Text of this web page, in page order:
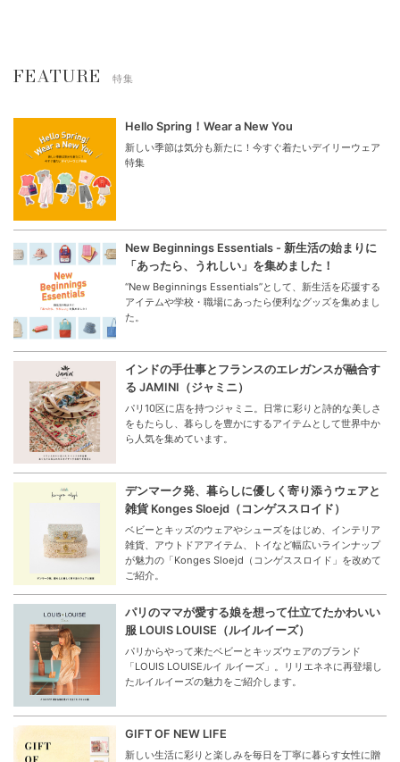
FEATURE 特集
Hello Spring！Wear a New You
新しい季節は気分も新たに！今すぐ着たいデイリーウェア
特集
New Beginnings Essentials - 新生活の始まりに
「あったら、うれしい」を集めました！
“New Beginnings Essentials”として、新生活を応援する
アイテムや学校・職場にあったら便利なグッズを集めまし
た。
インドの手仕事とフランスのエレガンスが融合す
る JAMINI（ジャミニ）
パリ10区に店を持つジャミニ。日常に彩りと詩的な美しさ
をもたらし、暮らしを豊かにするアイテムとして世界中か
ら人気を集めています。
デンマーク発、暮らしに優しく寄り添うウェアと
雑貨 Konges Sloejd（コンゲススロイド）
ベビーとキッズのウェアやシューズをはじめ、インテリア
雑貨、アウトドアアイテム、トイなど幅広いラインナップ
が魅力の「Konges Sloejd（コンゲススロイド」を改めて
ご紹介。
パリのママが愛する娘を想って仕立てたかわいい
服 LOUIS LOUISE（ルイルイーズ）
パリからやって来たベビーとキッズウェアのブランド
「LOUIS LOUISEルイ ルイーズ」。リリエネネに再登場し
たルイルイーズの魅力をご紹介します。
GIFT OF NEW LIFE
新しい生活に彩りと楽しみを毎日を丁寧に暮らす女性に贈